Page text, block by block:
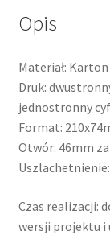
Opis
Materiał:
Druk:
jednostronny
Format:
Otwór: 46mm
Czas realizacji:
wersji projektu i